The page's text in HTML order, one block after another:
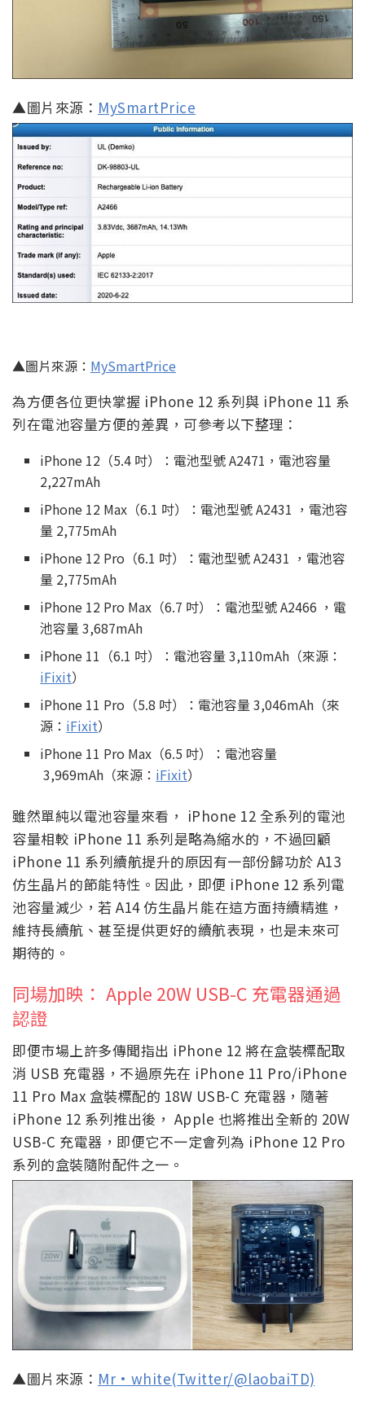
▲圖片來源： MySmartPrice
▲圖片來源： MySmartPrice
為方便各位更快掌握 iPhone 12 系列與 iPhone 11 系
列在電池容量方便的差異，可參考以下整理：
iPhone 12（5.4 吋）：電池型號 A2471，電池容量
2,227mAh
iPhone 12 Max（6.1 吋）：電池型號 A2431 ，電池容
量 2,775mAh
iPhone 12 Pro（6.1 吋）：電池型號 A2431 ，電池容
量 2,775mAh
iPhone 12 Pro Max（6.7 吋）：電池型號 A2466 ，電
池容量 3,687mAh
iPhone 11（6.1 吋）：電池容量 3,110mAh（來源：
iFixit）
iPhone 11 Pro（5.8 吋）：電池容量 3,046mAh（來
源： iFixit）
iPhone 11 Pro Max（6.5 吋）：電池容量
3,969mAh（來源： iFixit）
雖然單純以電池容量來看， iPhone 12 全系列的電池
容量相較 iPhone 11 系列是略為縮水的，不過回顧
iPhone 11 系列續航提升的原因有一部份歸功於 A13
仿生晶片的節能特性。因此，即便 iPhone 12 系列電
池容量減少，若 A14 仿生晶片能在這方面持續精進，
維持長續航、甚至提供更好的續航表現，也是未來可
期待的。
同場加映： Apple 20W USB-C 充電器通過
認證
即便市場上許多傳聞指出 iPhone 12 將在盒裝標配取
消 USB 充電器，不過原先在 iPhone 11 Pro/iPhone
11 Pro Max 盒裝標配的 18W USB-C 充電器，隨著
iPhone 12 系列推出後， Apple 也將推出全新的 20W
USB-C 充電器，即便它不一定會列為 iPhone 12 Pro
系列的盒裝隨附配件之一。
▲圖片來源： Mr·white(Twitter/@laobaiTD)